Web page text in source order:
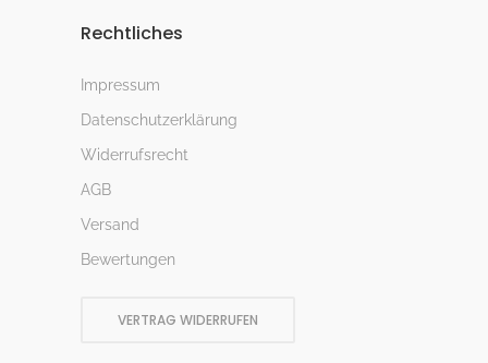
Rechtliches
Impressum
Datenschutzerklärung
Widerrufsrecht
AGB
Versand
Bewertungen
VERTRAG WIDERRUFEN